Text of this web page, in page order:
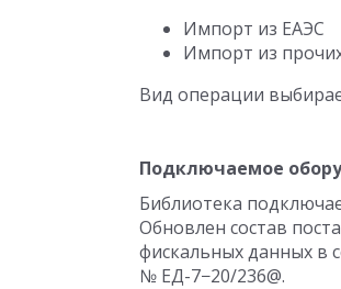
Импорт из ЕАЭС
Импорт из
Вид операции
Подключаемое
Библиотека
Обновлен состав
фискальных данных в
№ ЕД-7−20/236@.